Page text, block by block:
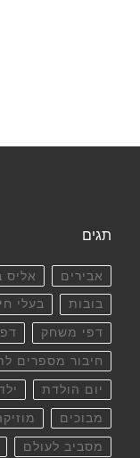
תגים
אבירים אליס
בובות בעלי
דפי משחק
חיבור מספרים
יום הולדת
מבוכים
מסביב לעולם